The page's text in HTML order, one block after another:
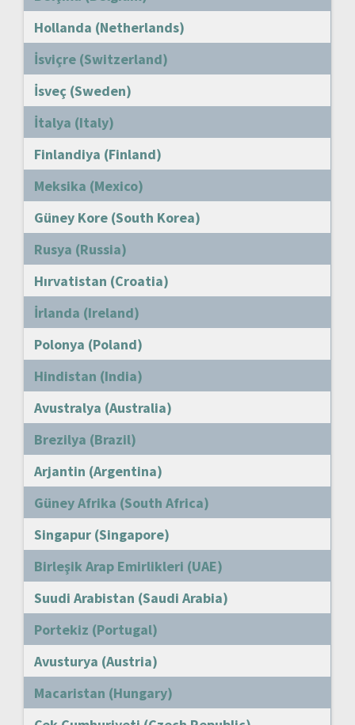
Hollanda (Netherlands)
İsviçre (Switzerland)
İsveç (Sweden)
İtalya (Italy)
Finlandiya (Finland)
Meksika (Mexico)
Güney Kore (South Korea)
Rusya (Russia)
Hırvatistan (Croatia)
İrlanda (Ireland)
Polonya (Poland)
Hindistan (India)
Avustralya (Australia)
Brezilya (Brazil)
Arjantin (Argentina)
Güney Afrika (South Africa)
Singapur (Singapore)
Birleşik Arap Emirlikleri (UAE)
Suudi Arabistan (Saudi Arabia)
Portekiz (Portugal)
Avusturya (Austria)
Macaristan (Hungary)